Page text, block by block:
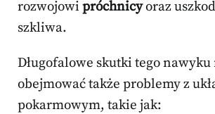
rozwojowi próchnicyoraz
szkliwa.
Długofalowe skutki tego nawyku
obejmować także problemy z
pokarmowym, takie jak: